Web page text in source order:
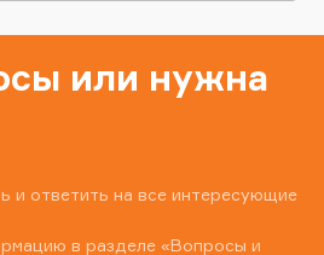
или нужна
и ответить на все интересующие
в разделе «Вопросы и